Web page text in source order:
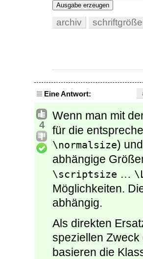
Ausgabe erzeugen
archiv
Eine Antwort:
4
Wenn man mit
für die
\normalsize)
abhängige
\scriptsize …
Möglichkeiten.
abhängig.
Als direkten
speziellen Zweck
basieren die